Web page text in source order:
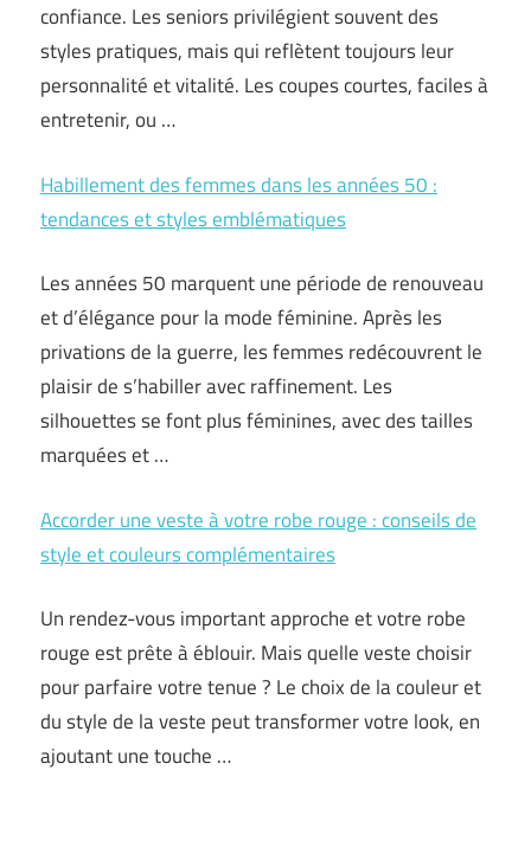
confiance. Les seniors privilégient souvent des
styles pratiques, mais qui reflètent toujours leur
personnalité et vitalité. Les coupes courtes, faciles à
entretenir, ou …
Habillement des femmes dans les années 50 :
tendances et styles emblématiques
Les années 50 marquent une période de renouveau
et d’élégance pour la mode féminine. Après les
privations de la guerre, les femmes redécouvrent le
plaisir de s’habiller avec raffinement. Les
silhouettes se font plus féminines, avec des tailles
marquées et …
Accorder une veste à votre robe rouge : conseils de
style et couleurs complémentaires
Un rendez-vous important approche et votre robe
rouge est prête à éblouir. Mais quelle veste choisir
pour parfaire votre tenue ? Le choix de la couleur et
du style de la veste peut transformer votre look, en
ajoutant une touche …